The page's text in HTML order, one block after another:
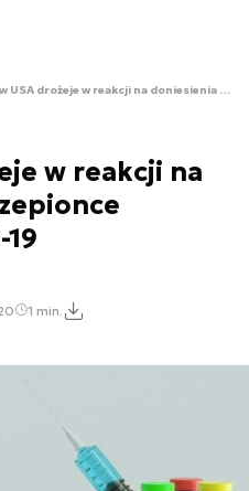
Ropa w USA drożeje w reakcji na doniesienia o szczepionce przeciwko COVID-19
w reakcji na
1 min.